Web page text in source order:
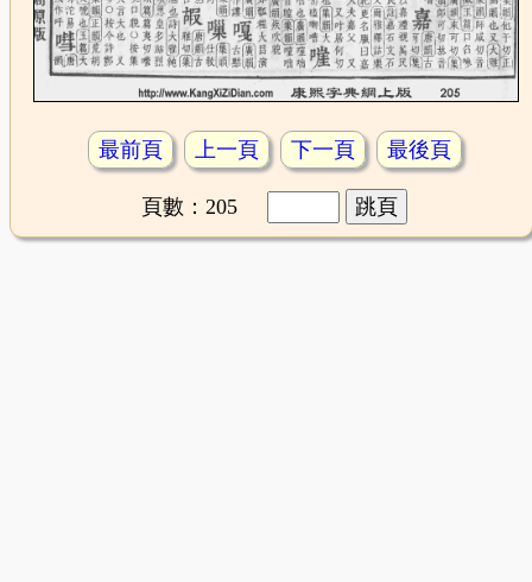
最前頁 上一頁 下一頁 最後頁
頁數：205